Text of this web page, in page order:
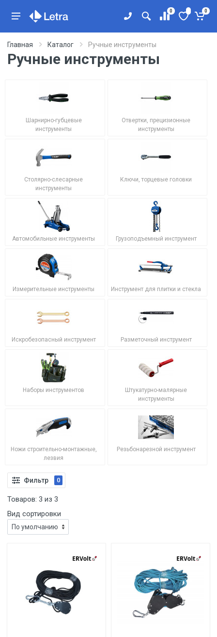
0 0
Главная Каталог Ручные инструменты
Ручные инструменты
Шарнирно-губцевые
инструменты
Отвертки, прецизионные
инструменты
Столярно-слесарные
инструменты
Ключи, торцевые головки
Автомобильные инструменты Грузоподъемный инструмент
Измерительные инструменты Инструмент для плитки и стекла
Искробезопасный инструмент Разметочный инструмент
Наборы инструментов
Штукатурно-малярные
инструменты
Ножи строительно-монтажные,
лезвия
Резьбонарезной инструмент
Фильтр 0
Товаров: 3 из 3
Вид сортировки